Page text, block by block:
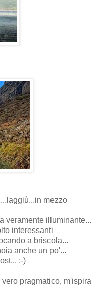
mezzo
veramente illuminante...
interessanti
a briscola...
anche un po'...
;-)
pragmatico, m'ispira